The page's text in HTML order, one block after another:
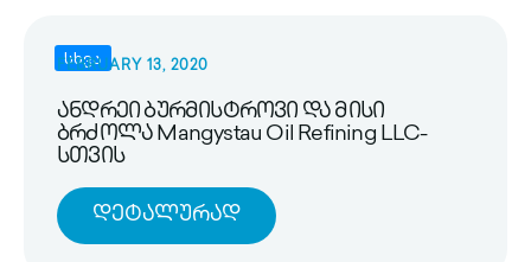
სხვა
FEBRUARY 13, 2020
ანდრეი ბურმისტროვი და მისი
ბრძოლა Mangystau Oil Refining LLC-
სთვის
Დეტალურად